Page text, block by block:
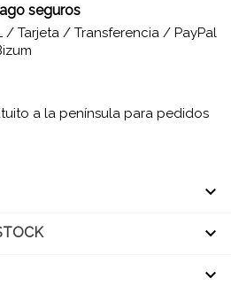
seguros
/ Tarjeta / Transferencia / PayPal
a la península para pedidos


